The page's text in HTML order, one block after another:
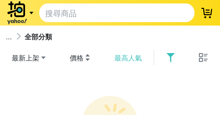
登
全部分類
最新上架 價格 最高人氣